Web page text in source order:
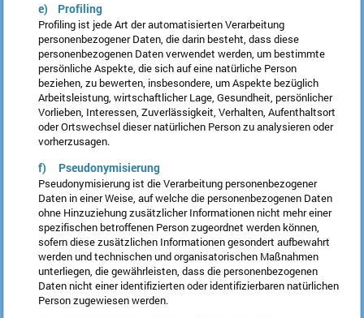
e) Profiling
Profiling ist jede Art der automatisierten Verarbeitung
personenbezogener Daten, die darin besteht, dass diese
personenbezogenen Daten verwendet werden, um bestimmte
persönliche Aspekte, die sich auf eine natürliche Person
beziehen, zu bewerten, insbesondere, um Aspekte bezüglich
Arbeitsleistung, wirtschaftlicher Lage, Gesundheit, persönlicher
Vorlieben, Interessen, Zuverlässigkeit, Verhalten, Aufenthaltsort
oder Ortswechsel dieser natürlichen Person zu analysieren oder
vorherzusagen.
f) Pseudonymisierung
Pseudonymisierung ist die Verarbeitung personenbezogener
Daten in einer Weise, auf welche die personenbezogenen Daten
ohne Hinzuziehung zusätzlicher Informationen nicht mehr einer
spezifischen betroffenen Person zugeordnet werden können,
sofern diese zusätzlichen Informationen gesondert aufbewahrt
werden und technischen und organisatorischen Maßnahmen
unterliegen, die gewährleisten, dass die personenbezogenen
Daten nicht einer identifizierten oder identifizierbaren natürlichen
Person zugewiesen werden.